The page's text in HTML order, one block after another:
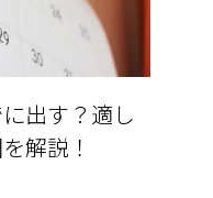
出す？適し
解説！